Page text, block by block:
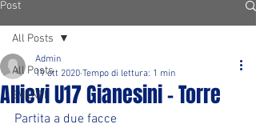
Post
All Posts
EVENTI
All Posts
Allievi U17 Gianesini - Torre
Admin
19 ott 2020 Tempo di lettura: 1 min
Partita a due facce